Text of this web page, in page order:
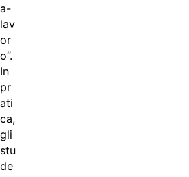
a-
lav
or
o”.
In
pr
ati
ca,
gli
stu
de